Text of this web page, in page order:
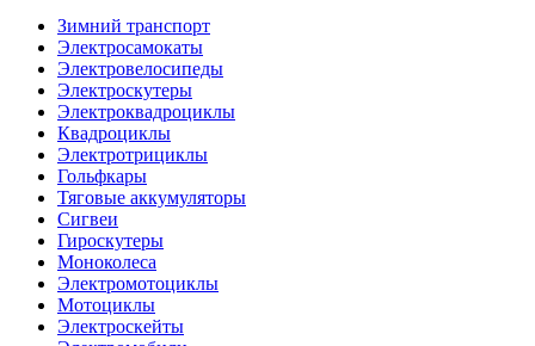
Зимний транспорт
Электросамокаты
Электровелосипеды
Электроскутеры
Электроквадроциклы
Квадроциклы
Электротрициклы
Гольфкары
Тяговые аккумуляторы
Сигвеи
Гироскутеры
Моноколеса
Электромотоциклы
Мотоциклы
Электроскейты